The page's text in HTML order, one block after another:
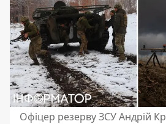
Офіцер резерву ЗСУ Андрій